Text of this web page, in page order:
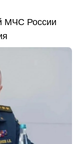
МЧС России